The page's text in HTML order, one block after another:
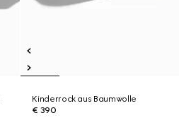
Kinderrock aus Baumwolle
€ 390